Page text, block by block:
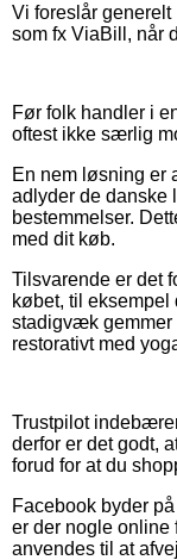
Vi foreslår
som fx ViaBill, når
Før folk handler i
oftest ikke særlig
En nem løsning er
adlyder de danske
bestemmelser.
med dit køb.
Tilsvarende er det
købet, til eksempel
stadigvæk gemmer
restorativt med
Trustpilot
derfor er det godt,
forud for at du
Facebook byder
er der nogle online
anvendes til at